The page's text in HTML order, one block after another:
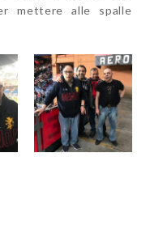
mettere alle spalle